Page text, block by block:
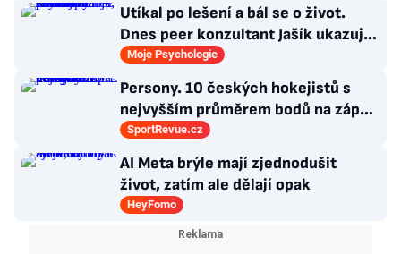
Utíkal po lešení a bál se o život.
Dnes peer konzultant Jašík ukazuje,
že cesta z psychózy existuje
Moje Psychologie
Persony. 10 českých hokejistů s
nejvyšším průměrem bodů na zápas
v historii německé DEL
SportRevue.cz
AI Meta brýle mají zjednodušit
život, zatím ale dělají opak
HeyFomo